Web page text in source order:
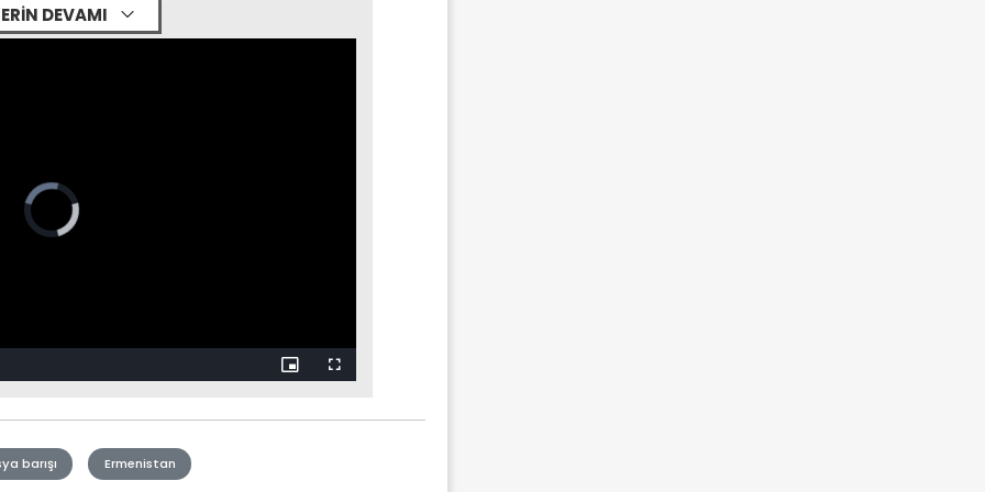
DEVAMI
Picture-
in-
Fullscreen
barışı Ermenistan